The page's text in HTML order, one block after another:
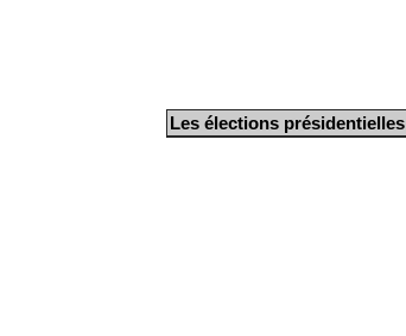
Les élections présidentielles